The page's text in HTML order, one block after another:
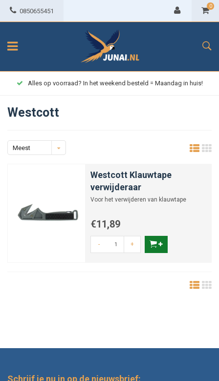
0850655451
0
Alles op voorraad? In het weekend besteld = Maandag in huis!
Westcott
Meest
Westcott Klauwtape
verwijderaar
Voor het verwijderen van klauwtape
€11,89
- +
Schrijf je nu in op de nieuwsbrief: